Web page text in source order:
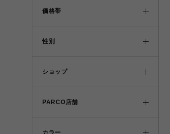
価格帯
性別
ショップ
PARCO店舗
カラー